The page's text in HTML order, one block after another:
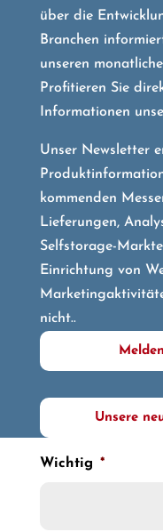
über die
Branchen
unseren
Profitieren Sie
Informationen
Unser Newsletter
kommenden
Lieferungen,
Selfstorage-
Einrichtung von
nicht..
Unsere
Wichtig *